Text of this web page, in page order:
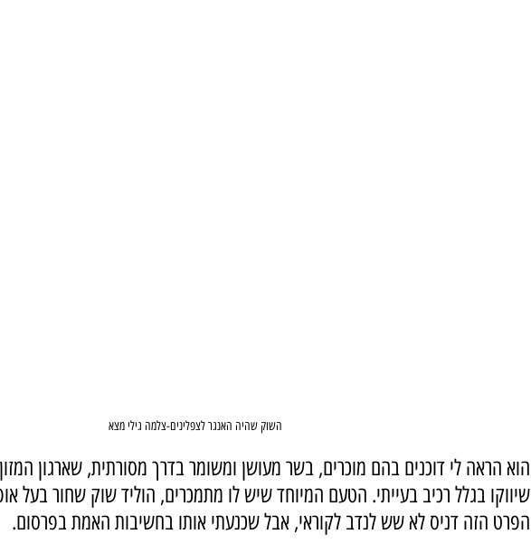
השוק שהיה האנגר לצפלינים-צלמה גילי מצא
הוא הראה לי דוכנים בהם מוכרים, בשר מעושן ומשומר בדרך מסורתית, שארגון
שיווקו בגלל רכיב בעייתי. הטעם המיוחד שיש לו מתמכרים, הוליד שוק שחור בעל
הפרט הזה דניס לא שש לנדב לקוראי, אבל שכנעתי אותו בחשיבות האמת בפרסום.